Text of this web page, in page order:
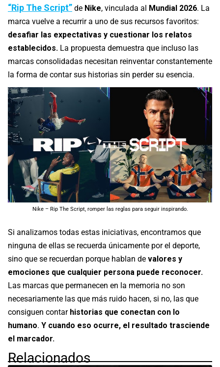
“Rip The Script” de Nike, vinculada al Mundial 2026. La
marca vuelve a recurrir a uno de sus recursos favoritos:
desafiar las expectativas y cuestionar los relatos
establecidos. La propuesta demuestra que incluso las
marcas consolidadas necesitan reinventar constantemente
la forma de contar sus historias sin perder su esencia.
Nike – Rip The Script, romper las reglas para seguir inspirando.
Si analizamos todas estas iniciativas, encontramos que
ninguna de ellas se recuerda únicamente por el deporte,
sino que se recuerdan porque hablan de valores y
emociones que cualquier persona puede reconocer.
Las marcas que permanecen en la memoria no son
necesariamente las que más ruido hacen, si no, las que
consiguen contarhistorias que conectan con lo
humano. Y cuando eso ocurre, el resultado trasciende
el marcador.
Relacionados